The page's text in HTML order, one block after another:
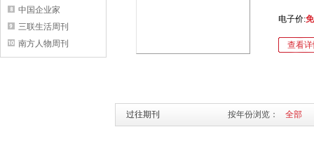
中国企业家
三联生活周刊
南方人物周刊
电子价:
查看
过往期刊 按年份浏览： 全部